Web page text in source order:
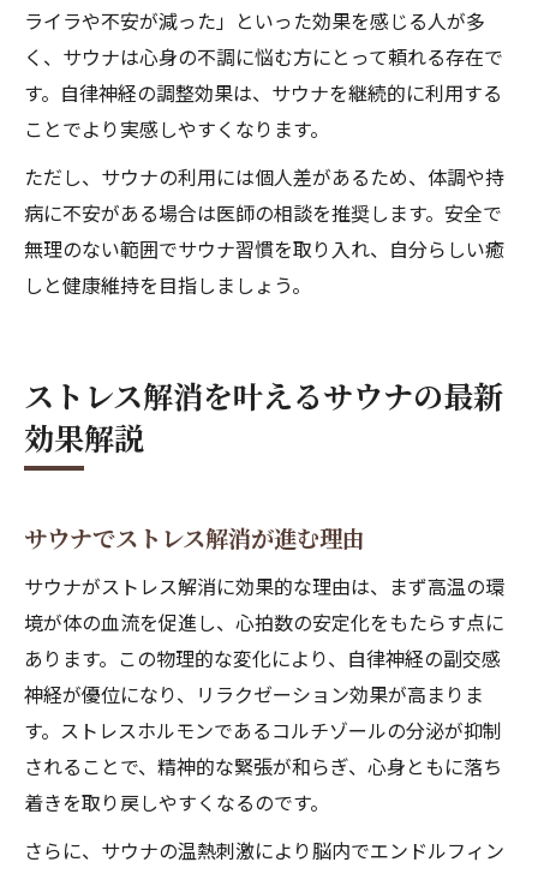
ライラや不安が減った」といった効果を感じる人が多
く、サウナは心身の不調に悩む方にとって頼れる存在で
す。自律神経の調整効果は、サウナを継続的に利用する
ことでより実感しやすくなります。
ただし、サウナの利用には個人差があるため、体調や持
病に不安がある場合は医師の相談を推奨します。安全で
無理のない範囲でサウナ習慣を取り入れ、自分らしい癒
しと健康維持を目指しましょう。
ストレス解消を叶えるサウナの最新
効果解説
サウナでストレス解消が進む理由
サウナがストレス解消に効果的な理由は、まず高温の環
境が体の血流を促進し、心拍数の安定化をもたらす点に
あります。この物理的な変化により、自律神経の副交感
神経が優位になり、リラクゼーション効果が高まりま
す。ストレスホルモンであるコルチゾールの分泌が抑制
されることで、精神的な緊張が和らぎ、心身ともに落ち
着きを取り戻しやすくなるのです。
さらに、サウナの温熱刺激により脳内でエンドルフィン